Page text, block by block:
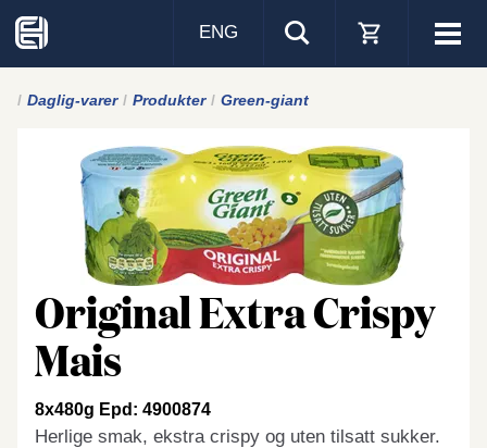
Visa
ENG
Daglig-varer Produkter Green-giant
Original Extra Crispy
Mais
8x480g Epd: 4900874
Herlige smak, ekstra crispy og uten tilsatt sukker.